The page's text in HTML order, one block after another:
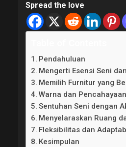
Spread the love
Pendahuluan
Mengerti Esensi Seni
Memilih Furnitur yang
Warna dan
Sentuhan Seni dengan
Menyelaraskan Ruang
Fleksibilitas dan
Kesimpulan